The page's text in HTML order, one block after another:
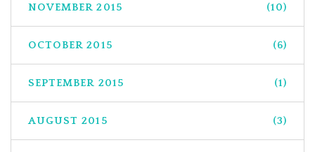
NOVEMBER 2015 (10)
OCTOBER 2015 (6)
SEPTEMBER 2015 (1)
AUGUST 2015 (3)